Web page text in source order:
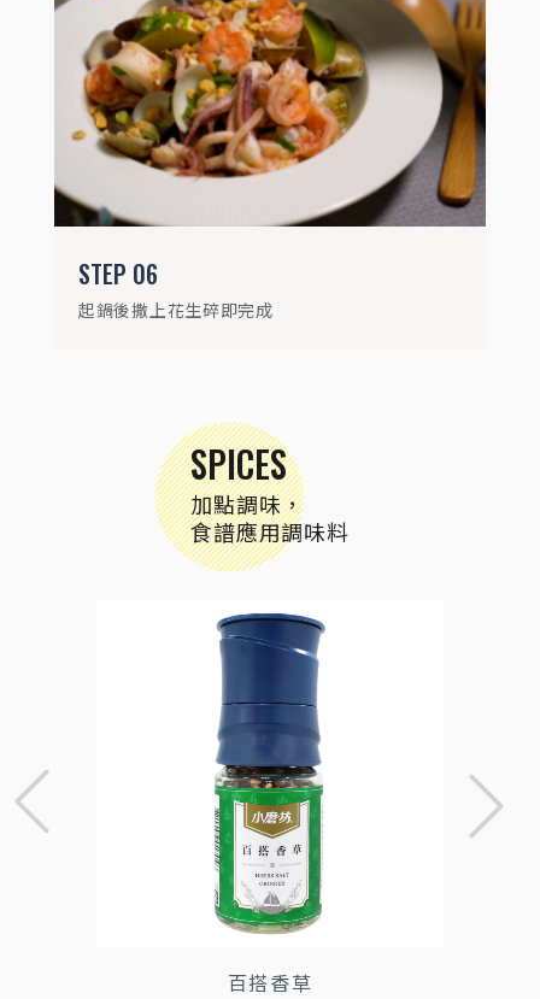
STEP 06
起鍋後撒上花生碎即完成
SPICES
加點調味，
食譜應用調味料
百搭香草